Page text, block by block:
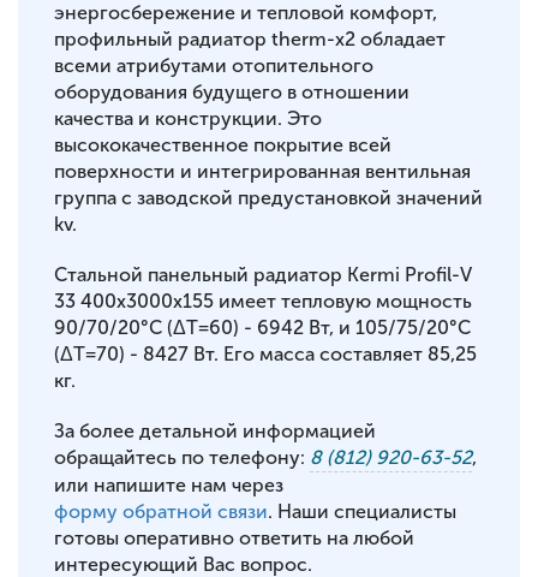
энергосбережение и тепловой комфорт,
профильный радиатор therm-x2 обладает
всеми атрибутами отопительного
оборудования будущего в отношении
качества и конструкции. Это
высококачественное покрытие всей
поверхности и интегрированная вентильная
группа с заводской предустановкой значений
kv.
Стальной панельный радиатор Kermi Profil-V
33 400x3000x155 имеет тепловую мощность
90/70/20°С (ΔT=60) - 6942 Вт, и 105/75/20°С
(ΔT=70) - 8427 Вт. Его масса составляет 85,25
кг.
За более детальной информацией
обращайтесь по телефону: 8 (812) 920-63-52,
или напишите нам через
форму обратной связи. Наши специалисты
готовы оперативно ответить на любой
интересующий Вас вопрос.